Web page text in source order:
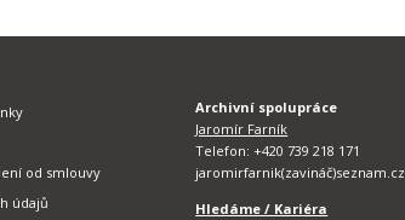
od smlouvy
údajů
Archivní spolupráce
Jaromír Farník
Telefon: +420 739 218 171
jaromirfarnik(zavináč)seznam.cz
Hledáme / Kariéra